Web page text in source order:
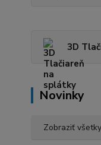
3D
Novinky
Zobraziť